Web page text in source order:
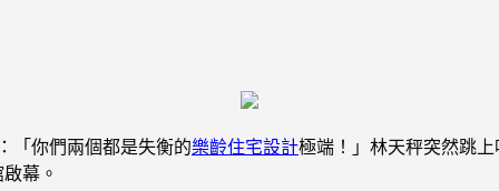
「你們兩個都是失衡的樂齡住宅設計極端！」林天秤突然跳
幕。